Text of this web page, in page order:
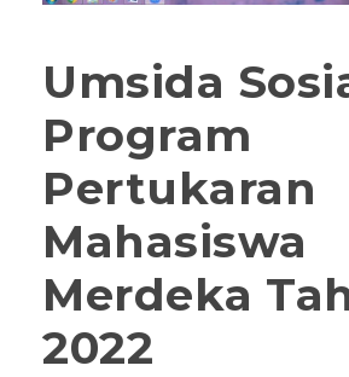
Umsida
Program
Pertukaran
Mahasiswa
Merdeka
2022